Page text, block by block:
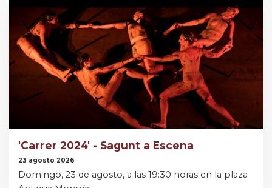
'Carrer 2024' - Sagunt a Escena
23 agosto 2026
Domingo, 23 de agosto, a las 19:30 horas en la plaza